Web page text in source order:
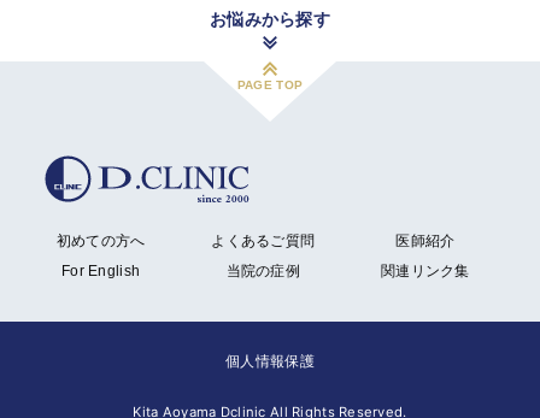
お悩みから探す
PAGE TOP
初めての方へ よくあるご質問
医師紹介
For English
当院の症例 関連リンク集
個人情報保護
Kita Aoyama Dclinic All Rights Reserved.